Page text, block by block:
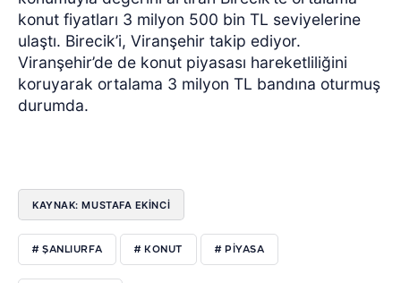
konut fiyatları 3 milyon 500 bin TL seviyelerine
ulaştı. Birecik’i, Viranşehir takip ediyor.
Viranşehir’de de konut piyasası hareketliliğini
koruyarak ortalama 3 milyon TL bandına oturmuş
durumda.
KAYNAK: MUSTAFA EKİNCİ
# ŞANLIURFA # KONUT # PIYASA